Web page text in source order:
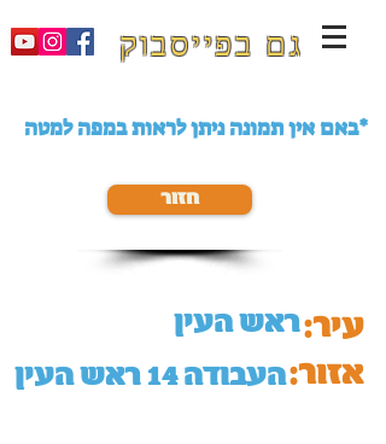
גם בפייסבוק
באם אין תמונה ניתן לראות במפה למטה*
חזור
ראש העין
העבודה 14 ראש העין
עיר:
אזור: